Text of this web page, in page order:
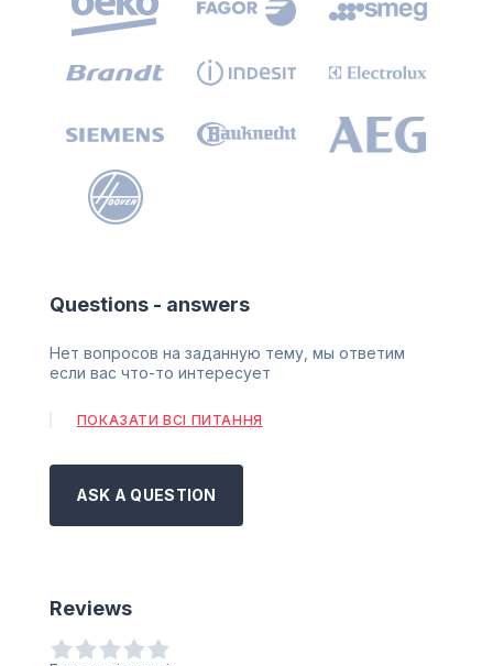
Questions - answers
Нет вопросов на заданную тему, мы ответим
если вас что-то интересует
ПОКАЗАТИ ВСІ ПИТАННЯ
ASK A QUESTION
Reviews